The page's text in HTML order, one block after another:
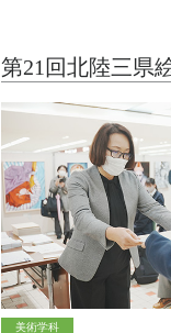
第21回北陸三県
美術学科